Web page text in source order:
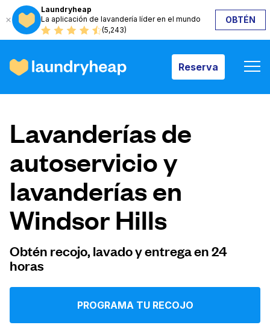
Laundryheap
La aplicación de lavandería líder en el mundo
(5,243)
OBTÉN
Reserva
Reserva
Cómo funciona
Precios y servicios
Quiénes somos
Iniciar sesión
Lavanderías de
autoservicio y
lavanderías en
Windsor Hills
Obtén recojo, lavado y entrega en 24
horas
PROGRAMA TU RECOJO